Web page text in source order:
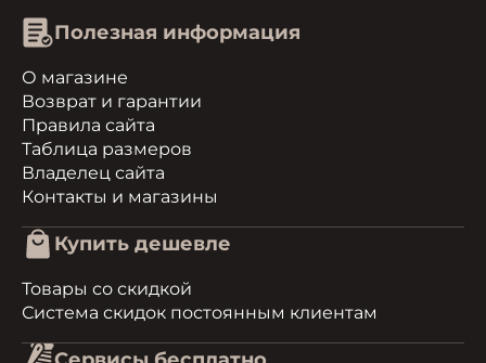
Полезная информация
О магазине
Возврат и гарантии
Правила сайта
Таблица размеров
Владелец сайта
Контакты и магазины
Купить дешевле
Товары со скидкой
Система скидок постоянным клиентам